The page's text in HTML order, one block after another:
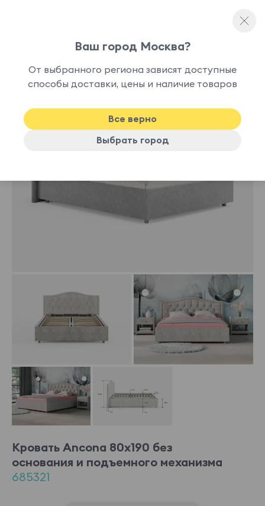
наличии
Кровать Ancona 80x190 без
основания и подъемного механизма
685321
Ваш город Москва?
От выбранного региона зависят доступные
способы доставки, цены и наличие товаров
Все верно
Выбрать город